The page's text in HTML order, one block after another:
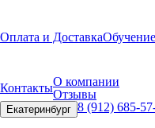
Оплата и ДоставкаОбучение
КонтактыО компании
Отзывы
Екатеринбург 8 (912) 685-